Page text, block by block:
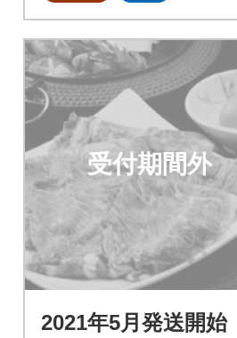
受付期間外
2021年5月発送開始